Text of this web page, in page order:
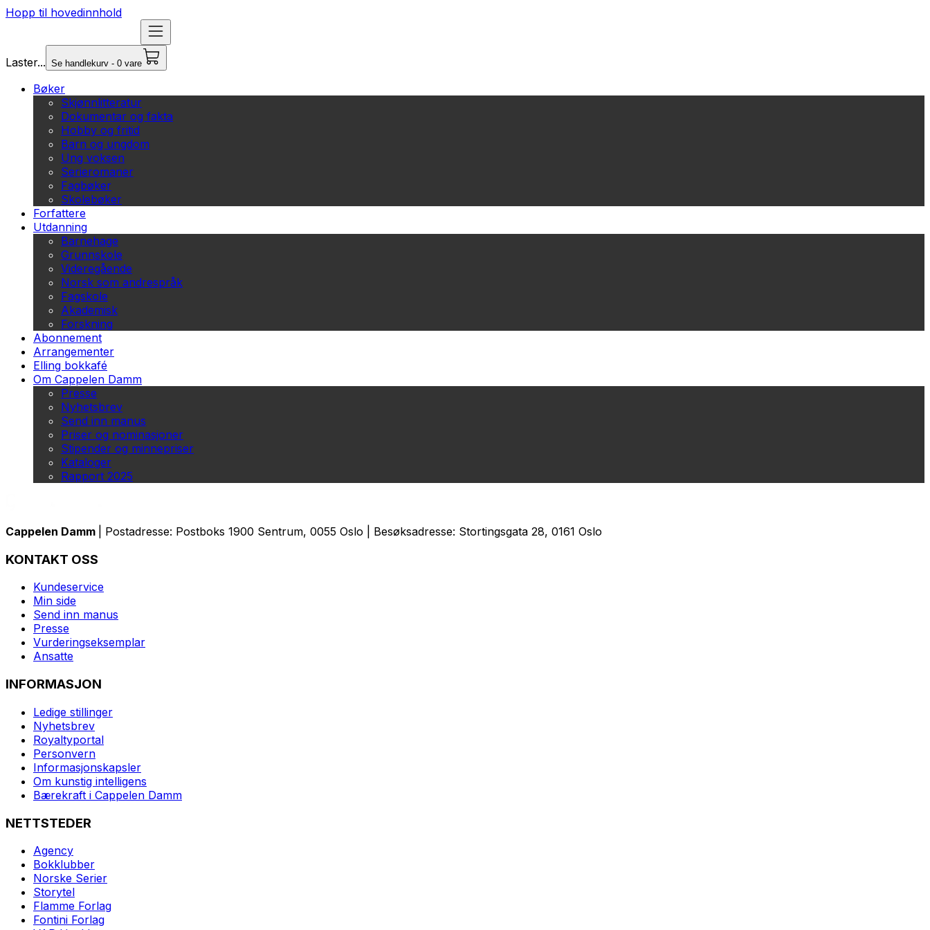
Hopp til hovedinnhold
Laster... Se handlekurv - 0 vare
Bøker
Skjønnlitteratur
Dokumentar og fakta
Hobby og fritid
Barn og ungdom
Ung voksen
Serieromaner
Fagbøker
Skolebøker
Forfattere
Utdanning
Barnehage
Grunnskole
Videregående
Norsk som andrespråk
Fagskole
Akademisk
Forskning
Abonnement
Arrangementer
Elling bokkafé
Om Cappelen Damm
Presse
Nyhetsbrev
Send inn manus
Priser og nominasjoner
Stipender og minnepriser
Kataloger
Rapport 2025
Cappelen Damm | Postadresse: Postboks 1900 Sentrum, 0055 Oslo | Besøksadresse: Stortingsgata 28, 0161 Oslo
KONTAKT OSS
Kundeservice
Min side
Send inn manus
Presse
Vurderingseksemplar
Ansatte
INFORMASJON
Ledige stillinger
Nyhetsbrev
Royaltyportal
Personvern
Informasjonskapsler
Om kunstig intelligens
Bærekraft i Cappelen Damm
NETTSTEDER
Agency
Bokklubber
Norske Serier
Storytel
Flamme Forlag
Fontini Forlag